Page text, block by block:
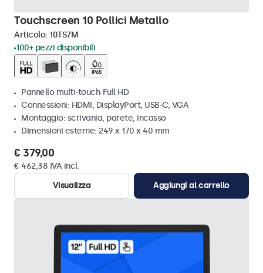
Touchscreen 10 Pollici Metallo
Articolo: 10TS7M
100+ pezzi disponibili
Pannello multi-touch Full HD
Connessioni: HDMI, DisplayPort, USB-C, VGA
Montaggio: scrivania, parete, incasso
Dimensioni esterne: 249 x 170 x 40 mm
€ 379,00
€ 462,38 IVA incl.
Visualizza
Aggiungi al carrello